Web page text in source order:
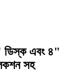
ডিস্ক এবং ৪"
সহ